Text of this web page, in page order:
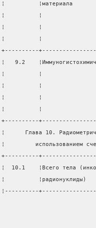
¦          ¦материала
¦          ¦
¦          ¦
¦          ¦
+----------
¦   9.2
¦          ¦
¦          ¦
¦          ¦
¦          ¦
+----------
¦      Глава 10.
¦         использованием
+----------
¦  10.1    ¦Всего тела
¦
¦----------